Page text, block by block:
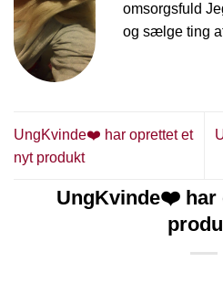
omsorgsfuld
og sælge ting
UngKvinde❤️ har oprettet et
nyt produkt
UngKvinde❤️ har